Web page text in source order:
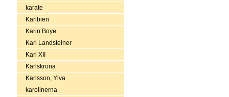
karate
Karibien
Karin Boye
Karl Landsteiner
Karl XII
Karlskrona
Karlsson, Ylva
karolinerna